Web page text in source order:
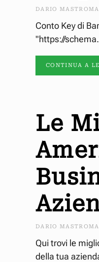
DARIO
Conto Key di
"https://
CONTINUA A
Le
DARIO
Qui trovi le
della tua